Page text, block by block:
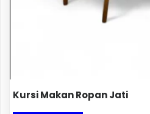
Kursi Makan Ropan Jati